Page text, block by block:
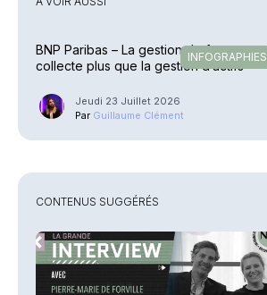
INFOGRAPHIES
BNP Paribas – La gestion de fortune
collecte plus que la gestion d’actifs
Jeudi 23 Juillet 2026
Par Guillaume Clément
CONTENUS SUGGÉRÉS